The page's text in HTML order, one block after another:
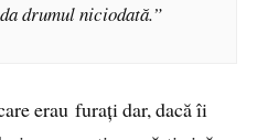
drumul niciodată.”
erau furați dar, dacă îi